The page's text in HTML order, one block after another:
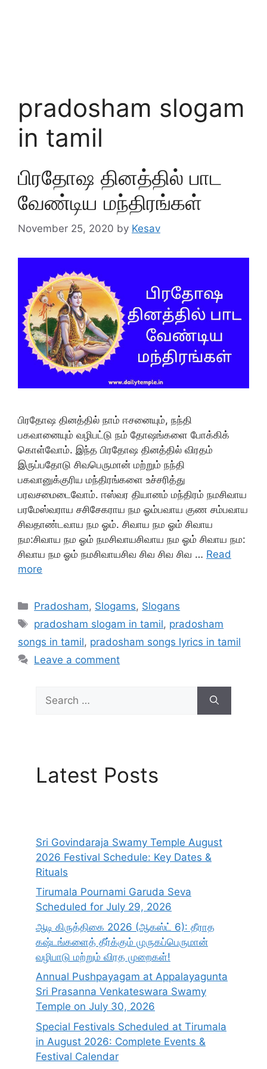
pradosham slogam
in tamil
பிரதோஷ தினத்தில் பாட
வேண்டிய மந்திரங்கள்
November 25, 2020 by Kesav
பிரதோஷ தினத்தில் நாம் ஈசனையும், நந்தி
பகவானையும் வழிபட்டு நம் தோஷங்களை போக்கிக்
கொள்வோம். இந்த பிரதோஷ தினத்தில் விரதம்
இருப்பதோடு சிவபெருமான் மற்றும் நந்தி
பகவானுக்குரிய மந்திரங்களை உச்சரித்து
பரவசமைடைவோம். ஈஸ்வர தியானம் மந்திரம் நமசிவாய
பரமேஸ்வராய சசிசேகராய நம ஓம்பவாய குண சம்பவாய
சிவதாண்டவாய நம ஓம். சிவாய நம ஓம் சிவாய
நம:சிவாய நம ஓம் நமசிவாயசிவாய நம ஓம் சிவாய நம:
சிவாய நம ஓம் நமசிவாயசிவ சிவ சிவ சிவ … Read
more
Categories
Pradosham, Slogams, Slogans
Tags
pradosham slogam in tamil, pradosham
songs in tamil, pradosham songs lyrics in tamil
Leave a comment
for:
Latest Posts
Sri Govindaraja Swamy Temple August
2026 Festival Schedule: Key Dates &
Rituals
Tirumala Pournami Garuda Seva
Scheduled for July 29, 2026
ஆடி கிருத்திகை 2026 (ஆகஸ்ட் 6): தீராத
கஷ்டங்களைத் தீர்க்கும் முருகப்பெருமான்
வழிபாடு மற்றும் விரத முறைகள்!
Annual Pushpayagam at Appalayagunta
Sri Prasanna Venkateswara Swamy
Temple on July 30, 2026
Special Festivals Scheduled at Tirumala
in August 2026: Complete Events &
Festival Calendar